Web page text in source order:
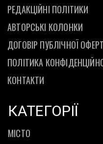
РЕДАКЦІЙНІ ПОЛІТИКИ
АВТОРСЬКІ КОЛОНКИ
ДОГОВІР ПУБЛІЧНОЇ
ПОЛІТИКА
КОНТАКТИ
КАТЕГОРІЇ
МІСТО